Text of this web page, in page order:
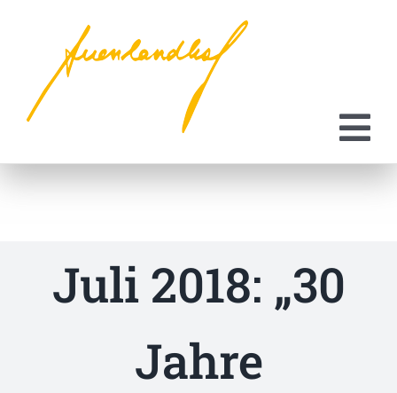
springen
Juli 2018: „30
Jahre